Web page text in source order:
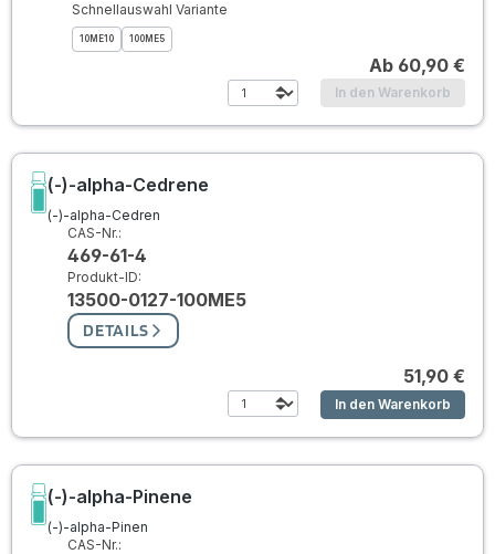
Schnellauswahl Variante
10ME10 100ME5
Ab 60,90 €
In den Warenkorb
(-)-alpha-Cedrene
(-)-alpha-Cedren
CAS-Nr.:
469-61-4
Produkt-ID:
13500-0127-100ME5
DETAILS
51,90 €
In den Warenkorb
(-)-alpha-Pinene
(-)-alpha-Pinen
CAS-Nr.: